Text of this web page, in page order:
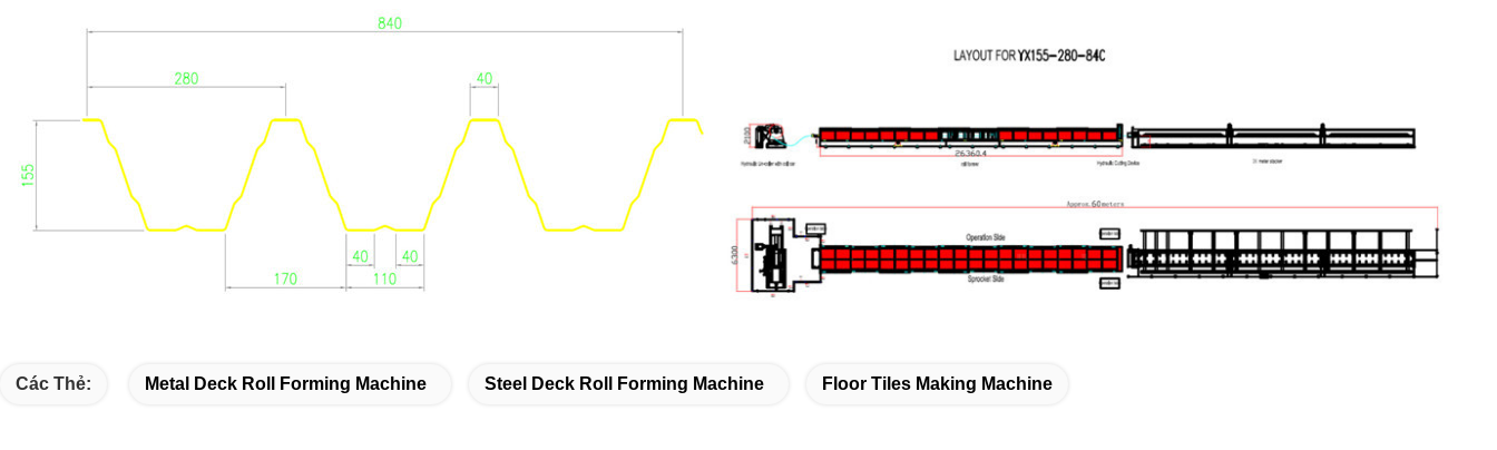
Các Thẻ: Metal Deck Roll Forming Machine Steel Deck Roll Forming Machine Floor Tiles Making Machine